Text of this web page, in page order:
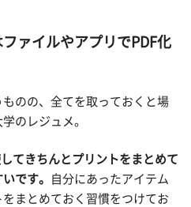
ァイルやアプリでPDF化
のの、全てを取っておくと場
のレジュメ。
てきちんとプリントをまとめて
です。
自分にあったアイテム
まとめておく習慣をつけてお